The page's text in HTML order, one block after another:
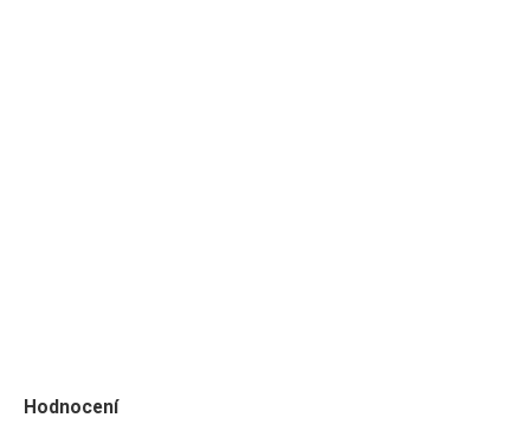
Hodnocení